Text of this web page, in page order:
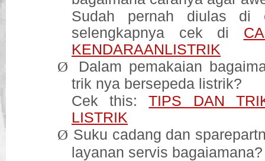
Sudah pernah diulas di
selengkapnya cek di
KENDARAANLISTRIK
Ø
Dalam pemakaian
trik nya bersepeda listrik?
Cek this:TIPS DAN
LISTRIK
Ø Suku cadang dan
layanan servis bagaiamana?